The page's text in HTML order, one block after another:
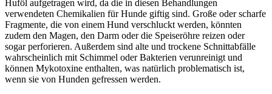
Huföl aufgetragen wird, da die in diesen Behandlungen
verwendeten Chemikalien für Hunde giftig sind. Große oder scharfe
Fragmente, die von einem Hund verschluckt werden, könnten
zudem den Magen, den Darm oder die Speiseröhre reizen oder
sogar perforieren. Außerdem sind alte und trockene Schnittabfälle
wahrscheinlich mit Schimmel oder Bakterien verunreinigt und
können Mykotoxine enthalten, was natürlich problematisch ist,
wenn sie von Hunden gefressen werden.